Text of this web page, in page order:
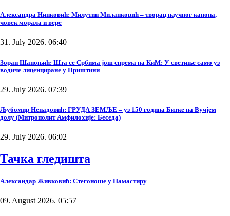
Александра Нинковић: Милутин Миланковић – творац научног канона,
човек морала и вере
31. July 2026. 06:40
Зоран Шапоњић: Шта се Србима још спрема на КиМ: У светиње само уз
водиче лиценциране у Приштини
29. July 2026. 07:39
Љубомир Ненадовић: ГРУДА ЗЕМЉЕ – уз 150 година Битке на Вучјем
долу (Митрополит Амфилохије: Беседа)
29. July 2026. 06:02
Тачка гледишта
Александар Живковић: Стегоноше у Намастиру
09. August 2026. 05:57